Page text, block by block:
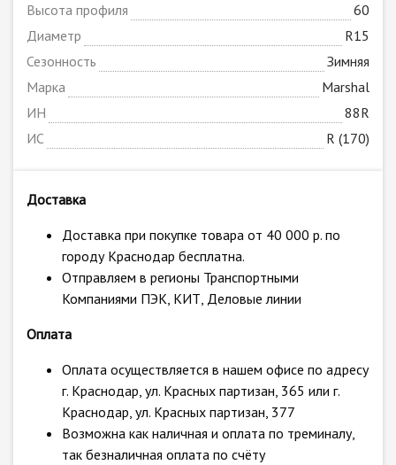
Высота профиля
60
Диаметр
R15
Сезонность
Зимняя
Марка
Marshal
ИН
88R
ИС
R (170)
Доставка
Доставка при покупке товара от 40 000 р. по
городу Краснодар бесплатна.
Отправляем в регионы Транспортными
Компаниями ПЭК, КИТ, Деловые линии
Оплата
Оплата осуществляется в нашем офисе по адресу
г. Краснодар, ул. Красных партизан, 365 или г.
Краснодар, ул. Красных партизан, 377
Возможна как наличная и оплата по треминалу,
так безналичная оплата по счёту